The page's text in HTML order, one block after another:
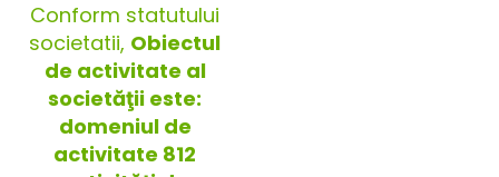
Conform statutului
societatii, Obiectul
de activitate al
societăţii este:
domeniul de
activitate 812